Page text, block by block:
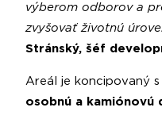
výberom odborov a
zvyšovať životnú
Stránský, šéf
Areál je koncipovaný
osobnú a kamiónovú